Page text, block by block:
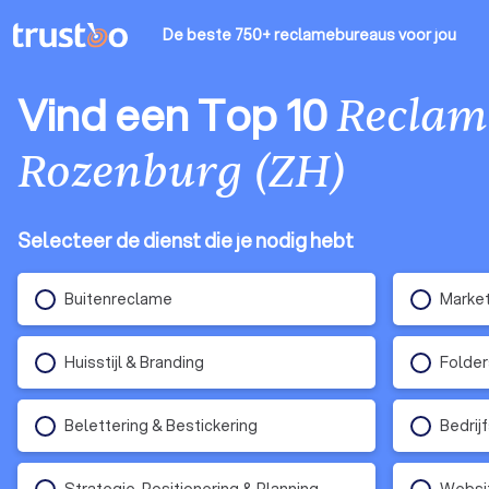
De beste 750+ reclamebureausvoor jou
Vind een Top 10
Rozenburg (ZH)
Selecteer de dienst die je nodig hebt
Buitenreclame
Huisstijl & Branding
Belettering & Bestickering